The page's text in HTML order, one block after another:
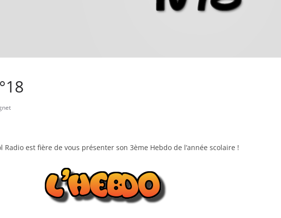
Radio est fière de vous présenter son 3ème Hebdo de l’année scolaire !